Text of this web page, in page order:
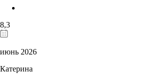
8,3
июнь 2026
Катерина